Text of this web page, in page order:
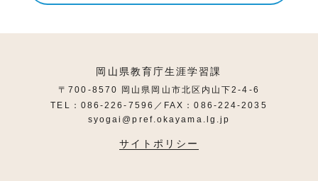
岡山県教育庁生涯学習課
〒700-8570 岡山県岡山市北区内山下2-4-6
TEL：086-226-7596／FAX：086-224-2035
syogai@pref.okayama.lg.jp
サイトポリシー